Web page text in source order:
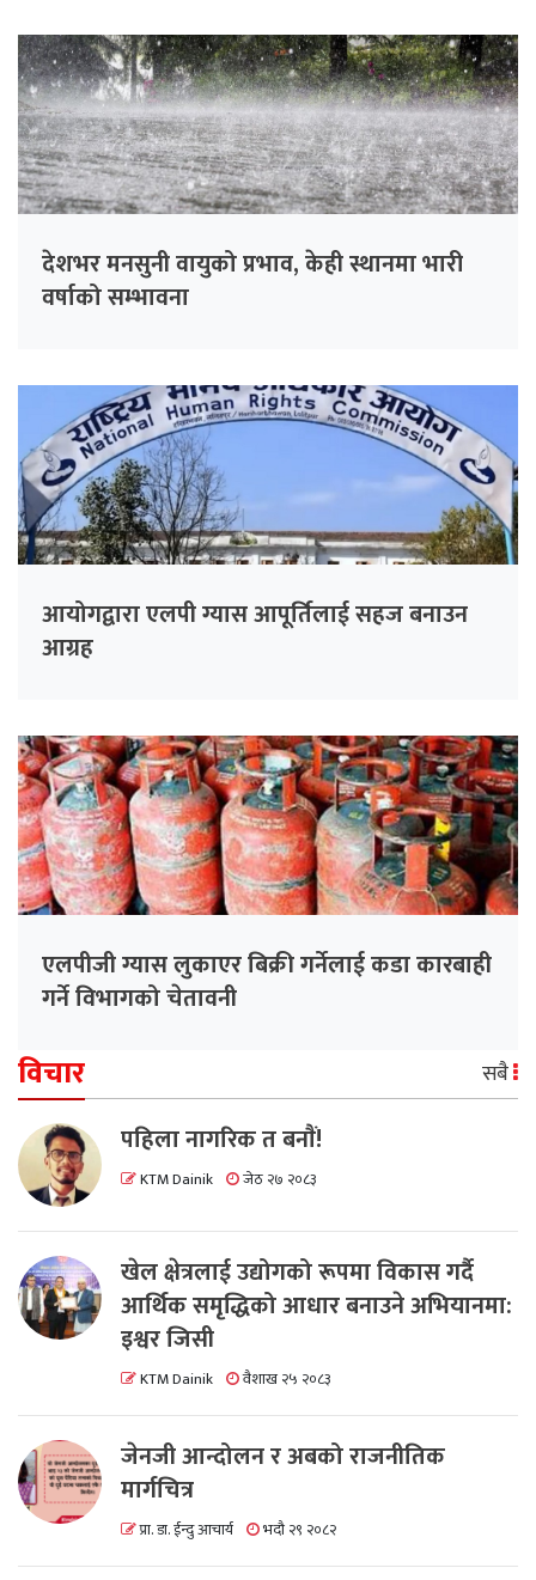
देशभर मनसुनी वायुको प्रभाव, केही स्थानमा भारी
वर्षाको सम्भावना
आयोगद्वारा एलपी ग्यास आपूर्तिलाई सहज बनाउन
आग्रह
एलपीजी ग्यास लुकाएर बिक्री गर्नेलाई कडा कारबाही
गर्ने विभागको चेतावनी
विचार सबै
पहिला नागरिक त बनाैं!
KTM Dainik जेठ २७ २०८३
खेल क्षेत्रलाई उद्योगको रूपमा विकास गर्दै
आर्थिक समृद्धिको आधार बनाउने अभियानमा:
इश्वर जिसी
KTM Dainik वैशाख २५ २०८३
जेनजी आन्दोलन र अबको राजनीतिक
मार्गचित्र
प्रा. डा. ईन्दु आचार्य भदौ २९ २०८२